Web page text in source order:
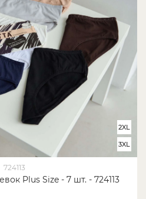
724113
Plus Size - 7 шт. - 724113
2XL
3XL